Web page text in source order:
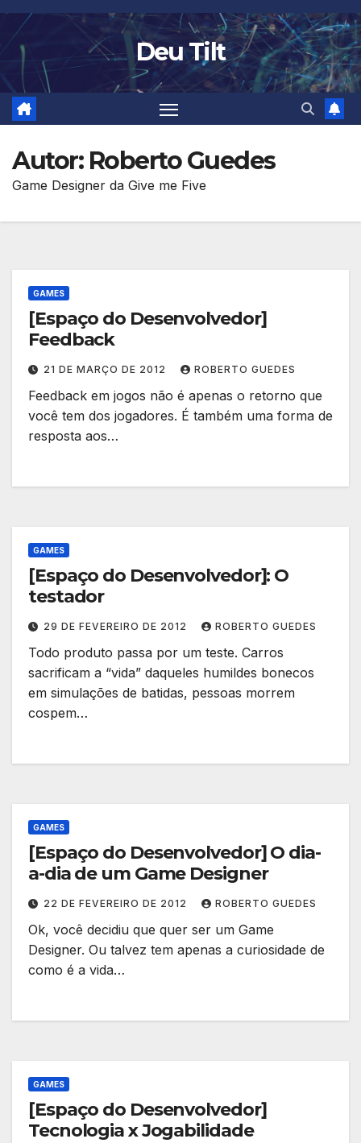
Skip
to
content
Deu Tilt
Autor: Roberto Guedes
Game Designer da Give me Five
GAMES
[Espaço do Desenvolvedor]
Feedback
21 DE MARÇO DE 2012 ROBERTO GUEDES
Feedback em jogos não é apenas o retorno que
você tem dos jogadores. É também uma forma de
resposta aos…
GAMES
[Espaço do Desenvolvedor]: O
testador
29 DE FEVEREIRO DE 2012 ROBERTO GUEDES
Todo produto passa por um teste. Carros
sacrificam a “vida” daqueles humildes bonecos
em simulações de batidas, pessoas morrem
cospem…
GAMES
[Espaço do Desenvolvedor] O dia-
a-dia de um Game Designer
22 DE FEVEREIRO DE 2012 ROBERTO GUEDES
Ok, você decidiu que quer ser um Game
Designer. Ou talvez tem apenas a curiosidade de
como é a vida…
GAMES
[Espaço do Desenvolvedor]
Tecnologia x Jogabilidade